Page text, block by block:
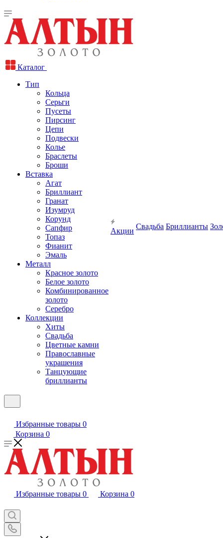
Каталог
Тип
Кольца
Серьги
Пусеты
Пирсинг
Цепи
Подвески
Колье
Браслеты
Броши
Вставка
Агат
Бриллиант
Гранат
Изумруд
Корунд
Сапфир
Топаз
Фианит
Эмаль
Металл
Красное золото
Белое золото
Комбинированное
золото
Серебро
Коллекции
Хиты
Свадьба
Цветные камни
Православные
украшения
Танцующие
бриллианты
Акции
Свадьба Бриллианты
Избранные товары 0
Корзина 0
Избранные товары 0 Корзина 0